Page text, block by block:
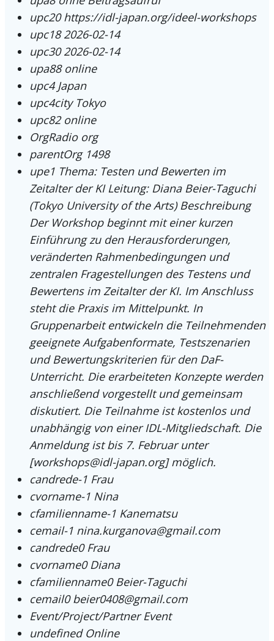
upc20 https://idl-japan.org/ideel-workshops
upc18 2026-02-14
upc30 2026-02-14
upa88 online
upc4 Japan
upc4city Tokyo
upc82 online
OrgRadio org
parentOrg 1498
upe1 Thema: Testen und Bewerten im
Zeitalter der KI Leitung: Diana Beier-Taguchi
(Tokyo University of the Arts) Beschreibung
Der Workshop beginnt mit einer kurzen
Einführung zu den Herausforderungen,
veränderten Rahmenbedingungen und
zentralen Fragestellungen des Testens und
Bewertens im Zeitalter der KI. Im Anschluss
steht die Praxis im Mittelpunkt. In
Gruppenarbeit entwickeln die Teilnehmenden
geeignete Aufgabenformate, Testszenarien
und Bewertungskriterien für den DaF-
Unterricht. Die erarbeiteten Konzepte werden
anschließend vorgestellt und gemeinsam
diskutiert. Die Teilnahme ist kostenlos und
unabhängig von einer IDL-Mitgliedschaft. Die
Anmeldung ist bis 7. Februar unter
[workshops@idl-japan.org] möglich.
candrede-1 Frau
cvorname-1 Nina
cfamilienname-1 Kanematsu
cemail-1 nina.kurganova@gmail.com
candrede0 Frau
cvorname0 Diana
cfamilienname0 Beier-Taguchi
cemail0 beier0408@gmail.com
Event/Project/Partner Event
undefined Online